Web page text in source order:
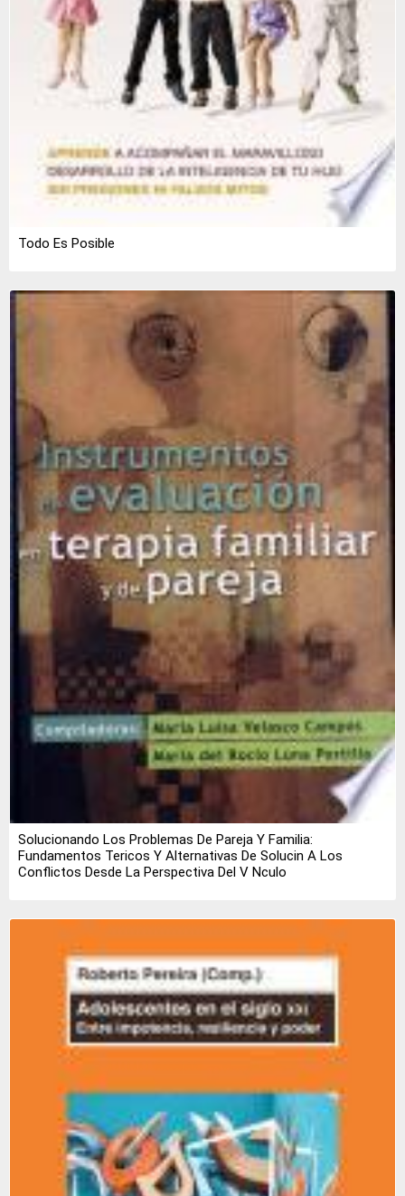
Todo Es Posible
Solucionando Los Problemas De Pareja Y Familia:
Fundamentos Tericos Y Alternativas De Solucin A Los
Conflictos Desde La Perspectiva Del V Nculo